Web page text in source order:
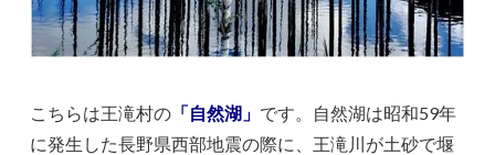
こちらは王滝村の 「自然湖」 です。自然湖は昭和59年
に発生した長野県西部地震の際に、王滝川が土砂で堰